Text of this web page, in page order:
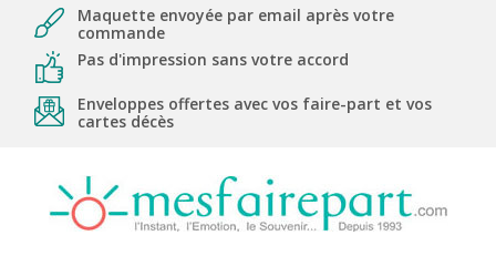
Maquette envoyée par email après votre
commande
Pas d'impression sans votre accord
Enveloppes offertes avec vos faire-part et vos
cartes décès